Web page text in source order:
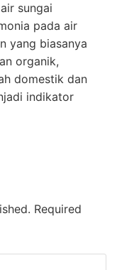
sungai
pada air
yang biasanya
organik,
domestik dan
indikator
Required